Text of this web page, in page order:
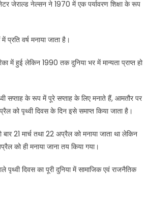
जेराल्ड नेल्सन ने 1970 में एक पर्यावरण शिक्षा के रूप
वर्ष मनाया जाता है।
में हुई लेकिन 1990 तक दुनिया भर में मान्यता प्राप्त हो
सप्ताह के रूप में पूरे सप्ताह के लिए मनाते हैं, आमतौर पर
पृथ्वी दिवस के दिन इसे समाप्त किया जाता है।
21 मार्च तथा 22 अप्रैल को मनाया जाता था लेकिन
को ही मनाया जाना तय किया गया।
दिवस का पूरी दुनिया में सामाजिक एवं राजनैतिक